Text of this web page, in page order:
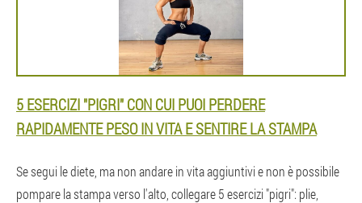
5 ESERCIZI "PIGRI" CON CUI PUOI PERDERE
RAPIDAMENTE PESO IN VITA E SENTIRE LA STAMPA
Se segui le diete, ma non andare in vita aggiuntivi e non è possibile
pompare la stampa verso l'alto, collegare 5 esercizi "pigri": plie,